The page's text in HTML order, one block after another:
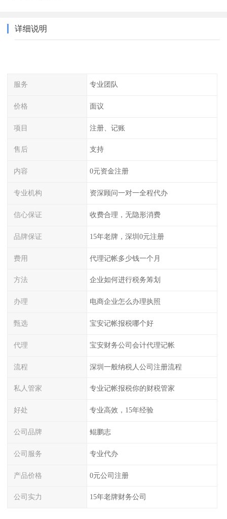
详细说明
服务 专业团队
价格 面议
项目 注册、记账
售后 支持
内容 0元资金注册
专业机构 资深顾问一对一全程代办
信心保证 收费合理，无隐形消费
品牌保证 15年老牌，深圳0元注册
费用 代理记帐多少钱一个月
方法 企业如何进行税务筹划
办理 电商企业怎么办理执照
甄选 宝安记帐报税哪个好
代理 宝安财务公司会计代理记帐
流程 深圳一般纳税人公司注册流程
私人管家 专业记帐报税你的财税管家
好处 专业高效，15年经验
公司品牌 鲲鹏志
公司服务 专业代办
产品价格 0元公司注册
公司实力 15年老牌财务公司